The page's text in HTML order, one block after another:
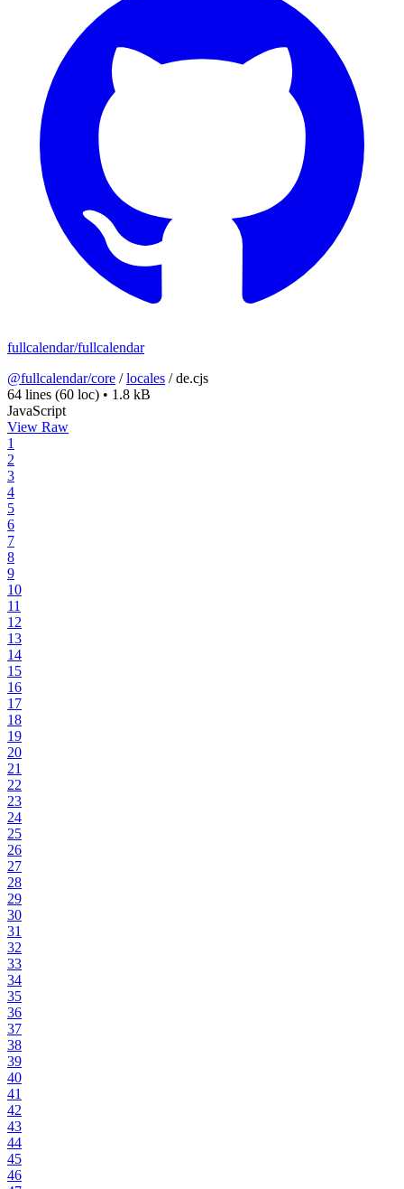
fullcalendar/fullcalendar
@fullcalendar/core /locales /de.cjs
64 lines (60 loc) • 1.8 kB
JavaScript
View Raw
1
2
3
4
5
6
7
8
9
10
11
12
13
14
15
16
17
18
19
20
21
22
23
24
25
26
27
28
29
30
31
32
33
34
35
36
37
38
39
40
41
42
43
44
45
46